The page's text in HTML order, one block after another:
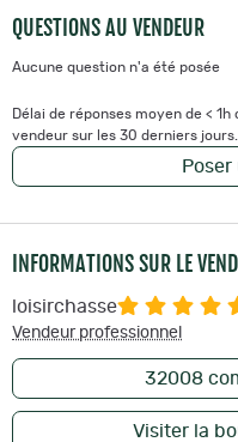
QUESTIONS AU VENDEUR
Aucune question n'a été posée
Délai de réponses moyen de <
vendeur sur les 30 derniers jours.
INFORMATIONS SUR LE
loisirchasse
Vendeur professionnel
32008
Visiter la